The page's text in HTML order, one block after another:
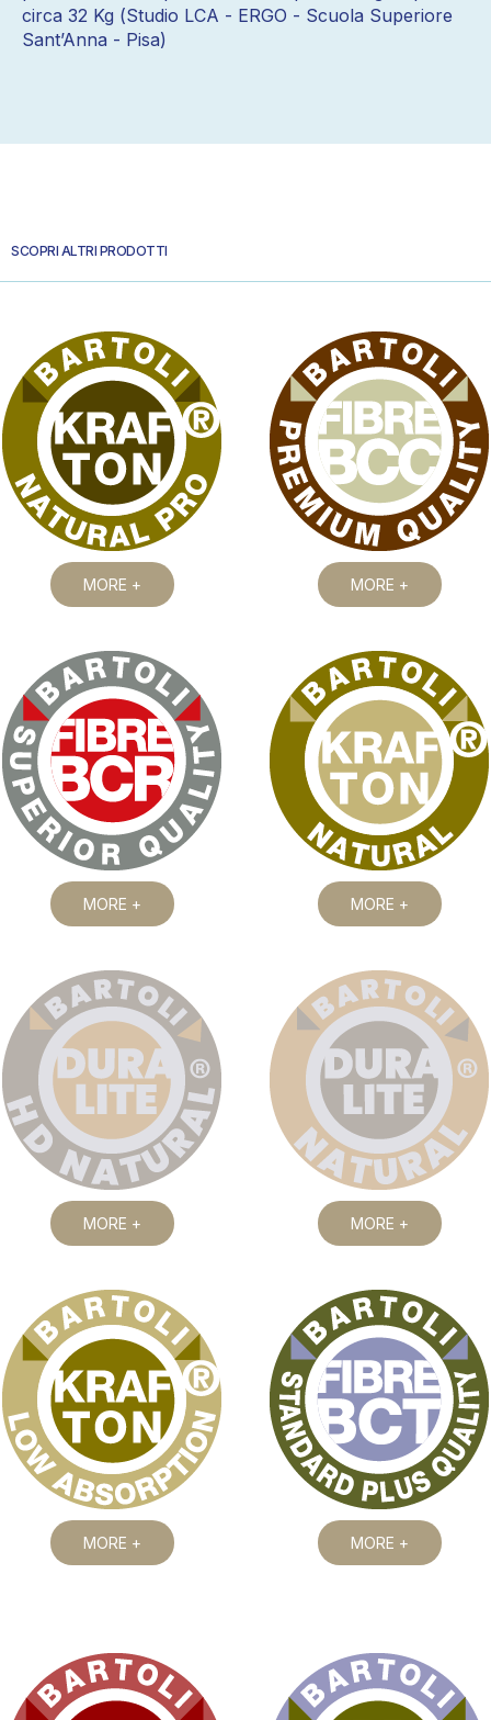
circa 32 Kg (Studio LCA - ERGO - Scuola Superiore
Sant’Anna - Pisa)
SCOPRI ALTRI PRODOTTI
MORE + MORE +
MORE + MORE +
MORE + MORE +
MORE + MORE +